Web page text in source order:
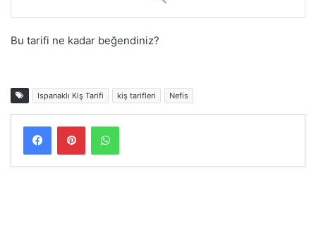
Bu tarifi ne kadar beğendiniz?
Ispanaklı Kiş Tarifi kiş tarifleri Nefis
FacebookPinterestWhatsApp